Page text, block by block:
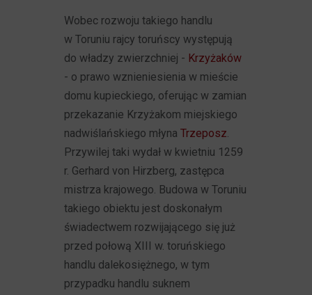
Wobec rozwoju takiego handlu
w Toruniu rajcy toruńscy występują
do władzy zwierzchniej - Krzyżaków
- o prawo wznieniesienia w mieście
domu kupieckiego, oferując w zamian
przekazanie Krzyżakom miejskiego
nadwiślańskiego młynaTrzeposz.
Przywilej taki wydał w kwietniu 1259
r. Gerhard von Hirzberg, zastępca
mistrza krajowego. Budowa w Toruniu
takiego obiektu jest doskonałym
świadectwem rozwijającego się już
przed połową XIII w. toruńskiego
handlu dalekosiężnego, w tym
przypadku handlu suknem